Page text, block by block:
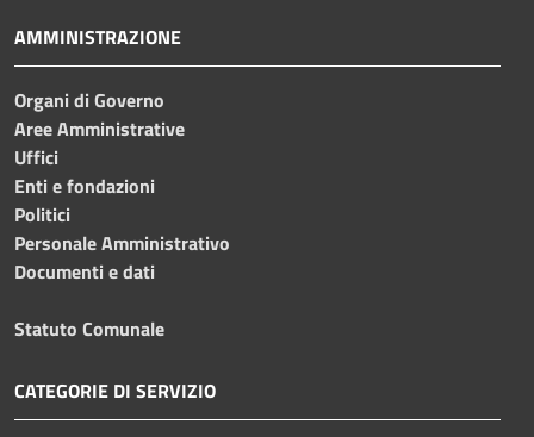
AMMINISTRAZIONE
Organi di Governo
Aree Amministrative
Uffici
Enti e fondazioni
Politici
Personale Amministrativo
Documenti e dati
Statuto Comunale
CATEGORIE DI SERVIZIO